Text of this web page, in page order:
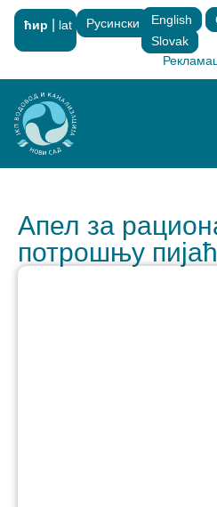
ћир lat Русински English
Slovak
Апел за
потрошњу